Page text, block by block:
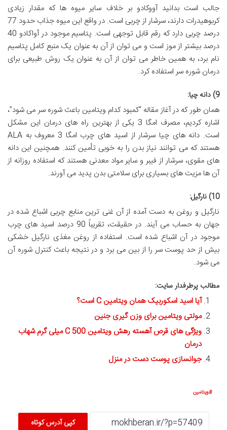
جالب است بدانید آووکادو بر خلاف سایر میوه ها که مقدار زیادی
کربوهیدرات دارند، سرشار از چربی است. در واقع این میوه جذاب حدود 77
درصد چربی دارد که رقم قابل توجهی است. پتاسیم موجود در آواکادو 40
درصد بیشتر از موز است و می توان از آن به عنوان یک منبع کامل پتاسیم
نام برد، به همین خاطر می توان از آن به عنوان یک روش طبیعی برای
درمان شوره سر استفاده کرد.
9) دانه چیا:
همان طور که در آغاز مقاله “کمبود کدام ویتامین باعث شوره سر می شود”،
اشاره کردیم، مصرف امگا 3 یکی از بهترین راه های درمان این مشکل
است. دانه های چیا سرشار از اسید های چرب امگا 3 معروف به ALA
هستند که می توانند نیاز بدن را به خوبی تأمین کنند. همچنین این دانه
های مقوی، سرشار از فیبر و سایر مواد معدنی هستند که استفاده روزانه از
آن ها مزیت های بسیاری برای سلامتی بدن پدید می آورند.
10) نارگیل:
نارگیل و روغن به دست آمده از آن غنی ترین منابع چربی اشباع شده در
جهان به حساب می آیند. در حقیقت، تقریباً 90 درصد اسید های چرب
موجود در آن اشباع شده است. استفاده از روغن مغذی نارگیل خشکی
بیش از حد پوست سر را از بین می برد و در نتیجه باعث کنترل شوره آن
می شود.
مطالب پرطرفدار سایت:
آیا اسید اسکوربیک همان ویتامین C است؟
مولتی ویتامین برای وزن گیری جنین
ویژگی های قرص آهسته رهش ویتامین C 500 میلی گرم شهاب
درمان
جوانسازی پوست دست در منزل
ویتامین
کپی آدرس کوتاه